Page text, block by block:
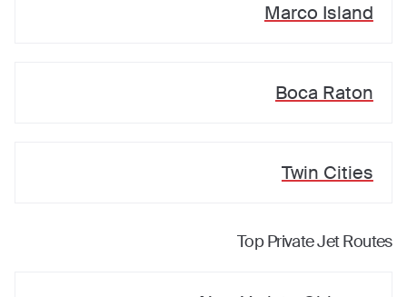
Marco Island
Boca Raton
Twin Cities
Top Private Jet Routes